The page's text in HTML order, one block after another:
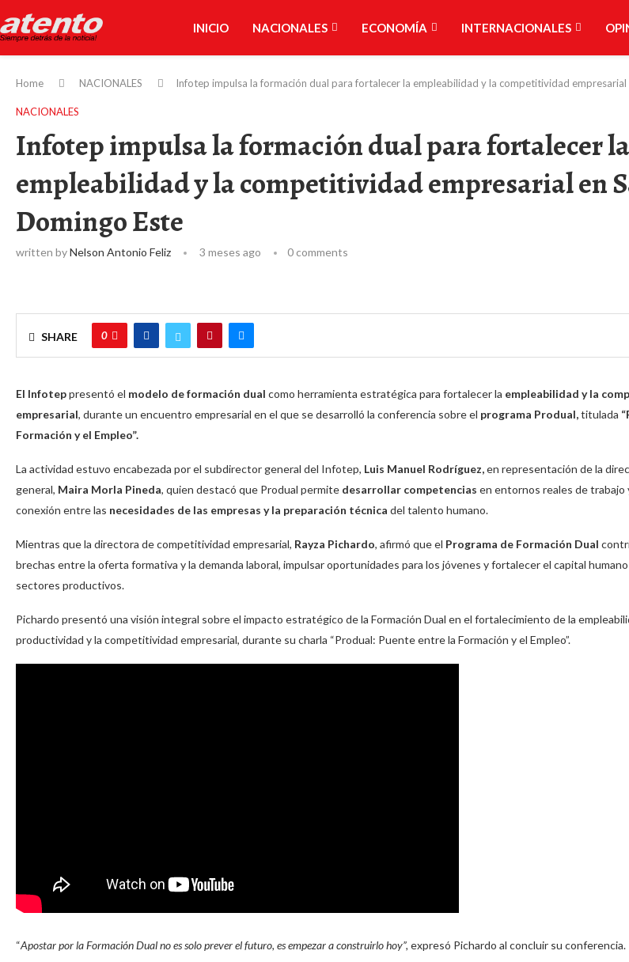
INICIO NACIONALES ECONOMÍA INTERNACIONALES
Home NACIONALES Infotep impulsa la formación dual para fortalecer la empleabilidad y la competitividad empresarial
NACIONALES
Infotep impulsa la formación dual para fortalecer la
empleabilidad y la competitividad empresarial en
Domingo Este
written byNelson Antonio Feliz 3 meses ago 0 comments
SHARE 0
El Infoteppresentó el modelo de formación dual como herramienta estratégica para fortalecer la empleabilidad y la
empresarial, durante un encuentro empresarial en el que se desarrolló la conferencia sobre el programa Produal,titulada
Formación y el Empleo”.
La actividad estuvo encabezada por el subdirector general del Infotep, Luis Manuel Rodríguez,en representación de la
general, Maira Morla Pineda, quien destacó que Produal permite desarrollar competencias en entornos reales de trabajo
conexión entre las necesidades de las empresas y la preparación técnica del talento humano.
Mientras que la directora de competitividad empresarial, Rayza Pichardo, afirmó que el Programa de Formación Dual
brechas entre la oferta formativa y la demanda laboral, impulsar oportunidades para los jóvenes y fortalecer el capital
sectores productivos.
Pichardo presentó una visión integral sobre el impacto estratégico de la Formación Dual en el fortalecimiento de la
productividad y la competitividad empresarial, durante su charla “Produal: Puente entre la Formación y el Empleo”.
“Apostar por la Formación Dual no es solo prever el futuro, es empezar a construirlo hoy”, expresó Pichardo al concluir su conferencia.